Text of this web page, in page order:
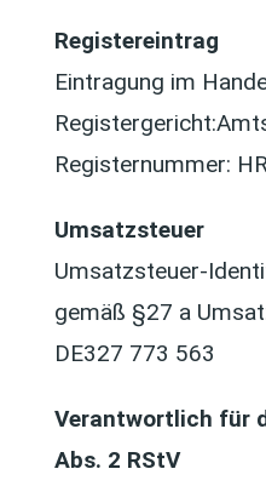
Registereintrag
Eintragung im
Registernummer:
Umsatzsteuer
Umsatzsteuer-
gemäß §27 a
DE327 773 563
Verantwortlich für
Abs. 2 RStV